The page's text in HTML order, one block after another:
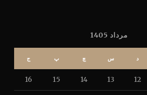
مرداد 1405
د س چ پ ج
12
13
14
15
16